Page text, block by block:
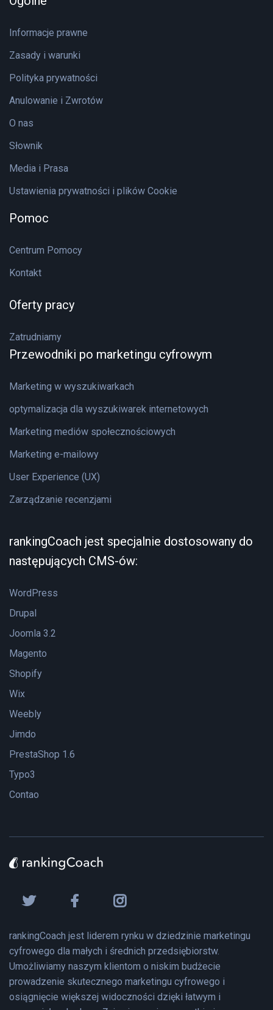
Informacje prawne
Zasady i warunki
Polityka prywatności
Anulowanie i Zwrotów
O nas
Słownik
Media i Prasa
Ustawienia prywatności i plików Cookie
Pomoc
Centrum Pomocy
Kontakt
Oferty pracy
Zatrudniamy
Przewodniki po marketingu cyfrowym
Marketing w wyszukiwarkach
optymalizacja dla wyszukiwarek internetowych
Marketing mediów społecznościowych
Marketing e-mailowy
User Experience (UX)
Zarządzanie recenzjami
rankingCoach jest specjalnie dostosowany do
następujących CMS-ów:
WordPress
Drupal
Joomla 3.2
Magento
Shopify
Wix
Weebly
Jimdo
PrestaShop 1.6
Typo3
Contao
rankingCoach jest liderem rynku w dziedzinie marketingu
cyfrowego dla małych i średnich przedsiębiorstw.
Umożliwiamy naszym klientom o niskim budżecie
prowadzenie skutecznego marketingu cyfrowego i
osiągnięcie większej widoczności dzięki łatwym i